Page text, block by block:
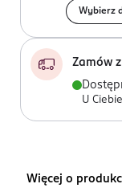
Wybierz
Zamów
U
Więcej o